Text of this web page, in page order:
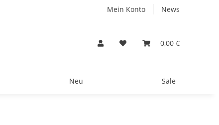
Mein Konto News
0,00 €
Neu Sale